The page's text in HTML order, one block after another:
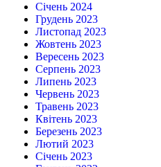
Січень 2024
Грудень 2023
Листопад 2023
Жовтень 2023
Вересень 2023
Серпень 2023
Липень 2023
Червень 2023
Травень 2023
Квітень 2023
Березень 2023
Лютий 2023
Січень 2023